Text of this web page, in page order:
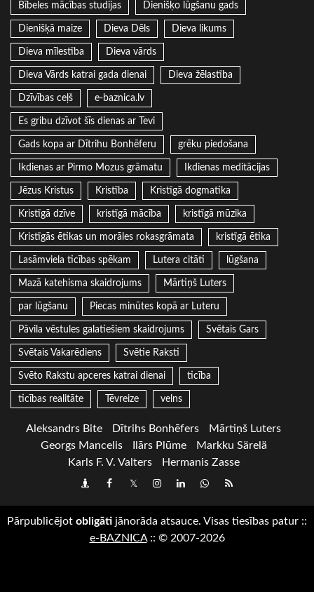
Bībeles mācības studijas Dienišķo lūgšanu gads
Dienišķā maize Dieva Dēls Dieva likums
Dieva mīlestība Dieva vārds
Dieva Vārds katrai gada dienai Dieva žēlastība
Dzīvības ceļš e-baznica.lv
Es gribu dzīvot šīs dienas ar Tevi
Gads kopa ar Dītrihu Bonhēferu grēku piedošana
Ikdienas ar Pirmo Mozus grāmatu Ikdienas meditācijas
Jēzus Kristus Kristība Kristīgā dogmatika
Kristīgā dzīve kristīgā mācība kristīgā mūzika
Kristīgās ētikas un morāles rokasgrāmata kristīgā ētika
Lasāmviela ticības spēkam Lutera citāti lūgšana
Mazā katehisma skaidrojums Mārtiņš Luters
par lūgšanu Piecas minūtes kopā ar Luteru
Pāvila vēstules galatiešiem skaidrojums Svētais Gars
Svētais Vakarēdiens Svētie Raksti
Svēto Rakstu apceres katrai dienai ticība
ticības realitāte Tēvreize velns
Aleksandrs Bite Dītrihs Bonhēfers
Mārtiņš Luters
Georgs Mancelis
Ilārs Plūme
Markku Särelä
Karls F. V. Valters
Hermanis Zasse
DraugiemFacebook
TwitterInstagram
LinkedInwhatsapp
RSS
Pārpublicējot obligāti jānorāda atsauce. Visas tiesības patur ::
e-BAZNICA:: © 2007-2026